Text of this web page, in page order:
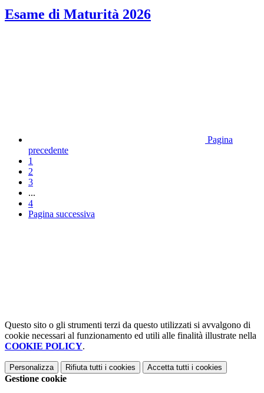
Esame di Maturità 2026
Pagina
precedente
1
2
3
...
4
Pagina successiva
Questo sito o gli strumenti terzi da questo utilizzati si avvalgono di
cookie necessari al funzionamento ed utili alle finalità illustrate nella
COOKIE POLICY.
Personalizza Rifiuta tutti i cookies Accetta tutti i cookies
Gestione cookie